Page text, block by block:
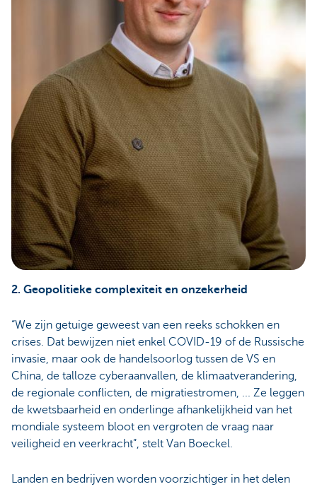
2. Geopolitieke complexiteit en onzekerheid
“We zijn getuige geweest van een reeks schokken en
crises. Dat bewijzen niet enkel COVID-19 of de Russische
invasie, maar ook de handelsoorlog tussen de VS en
China, de talloze cyberaanvallen, de klimaatverandering,
de regionale conflicten, de migratiestromen, ... Ze leggen
de kwetsbaarheid en onderlinge afhankelijkheid van het
mondiale systeem bloot en vergroten de vraag naar
veiligheid en veerkracht”, stelt Van Boeckel.
Landen en bedrijven worden voorzichtiger in het delen